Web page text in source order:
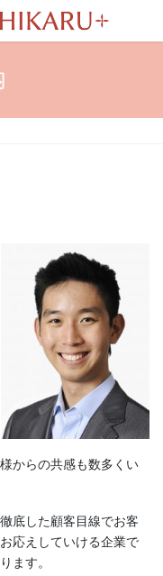
からの共感も数多くい
底した顧客目線でお客
応えしていける企業で
ます。